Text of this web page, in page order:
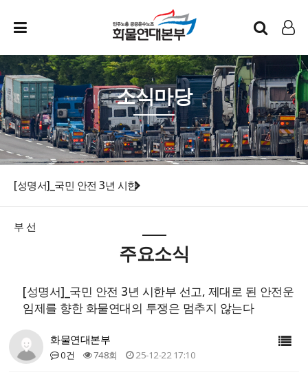
인트라넷
LOG IN
소식마당
[성명서]_국민 안전 3년 시한
부 선
주요소식
[성명서]_국민 안전 3년 시한부 선고, 제대로 된 안전운
임제를 향한 화물연대의 투쟁은 멈추지 않는다
화물연대본부
0건 748회 25-12-22 17:10